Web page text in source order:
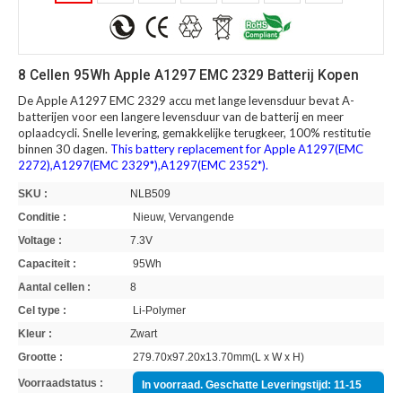
8 Cellen 95Wh Apple A1297 EMC 2329 Batterij Kopen
De Apple A1297 EMC 2329 accu met lange levensduur bevat A-
batterijen voor een langere levensduur van de batterij en meer
oplaadcycli. Snelle levering, gemakkelijke terugkeer, 100% restitutie
binnen 30 dagen. This battery replacement for Apple A1297(EMC
2272),A1297(EMC 2329*),A1297(EMC 2352*).
SKU :
NLB509
Conditie :
Nieuw, Vervangende
Voltage :
7.3V
Capaciteit :
95Wh
Aantal cellen :
8
Cel type :
Li-Polymer
Kleur :
Zwart
Grootte :
279.70x97.20x13.70mm(L x W x H)
Voorraadstatus :
In voorraad. Geschatte Leveringstijd: 11-15